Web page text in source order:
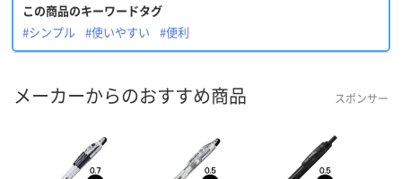
この商品のキーワードタグ
#シンプル
#使いやすい #便利
メーカーからのおすすめ商品 スポンサー